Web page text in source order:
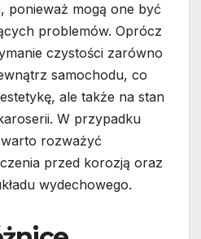
ponieważ mogą one być
problemów. Oprócz
czystości zarówno
samochodu, co
ale także na stan
W przypadku
rozważyć
przed korozją oraz
wydechowego.